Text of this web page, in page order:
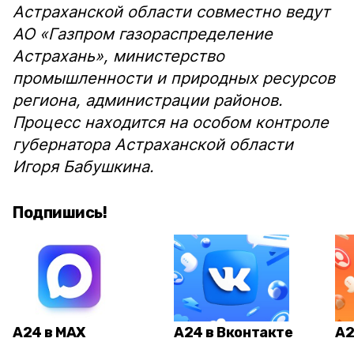
Астраханской области совместно ведут
АО «Газпром газораспределение
Астрахань», министерство
промышленности и природных ресурсов
региона, администрации районов.
Процесс находится на особом контроле
губернатора Астраханской области
Игоря Бабушкина.
Подпишись!
А24 в MAX А24 в Вконтакте